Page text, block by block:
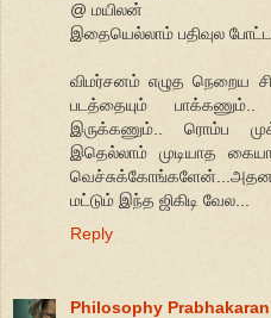
@ மயிலன்
இதையெல்லாம் பதிவுல
விமர்சனம் எழுத நெறைய
படத்தையும்
இருக்கணும்.. ரொம்ப
இதெல்லாம் முடியாத
மட்டும் இந்த ஜிகிடி வேல...
Reply
Philosophy Prabhakaran